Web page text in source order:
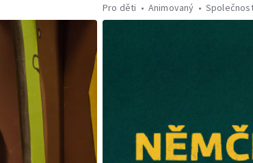
Pro děti
Animovaný